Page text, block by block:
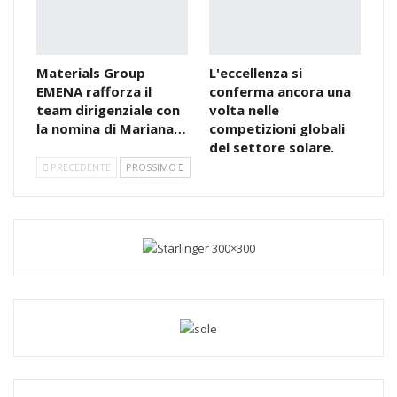
Il team di STP Machinery India produce linee di
estrusione per nastri in PP di alta qualità.
Per l'India, dall'India
standard, sacchi con valvola a fondo piatto AD*STAR, big
m/min. Sono state specificamente progettate per il mercato
Materials Group
EMENA rafforza il
team dirigenziale con
la nomina di Mariana…
L'eccellenza si
conferma ancora una
volta nelle
competizioni globali
del settore solare.
PRECEDENTE PROSSIMO